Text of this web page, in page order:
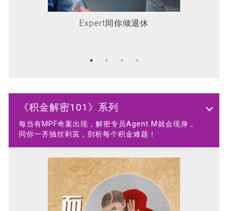
Expert同你倾退休
《积金解密101》系列
每当有MPF奇案出现，解密专员Agent M就会现身，
同你一齐抽丝剥茧，剖析每个积金难题！